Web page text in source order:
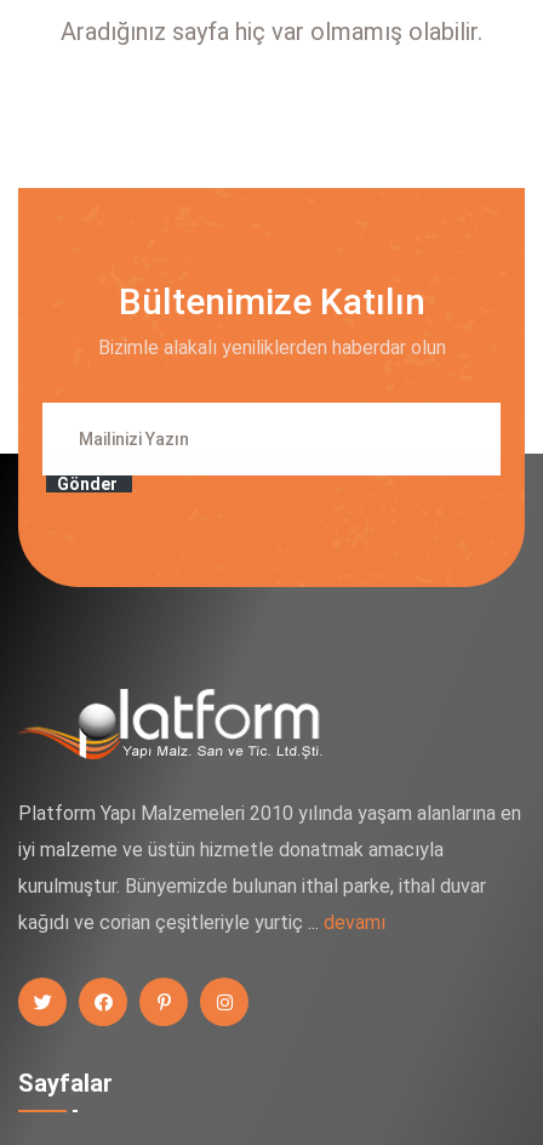
Aradığınız sayfa hiç var olmamış olabilir.
Bültenimize Katılın
Bizimle alakalı yeniliklerden haberdar olun
Gönder
Platform Yapı Malzemeleri 2010 yılında yaşam alanlarına en
iyi malzeme ve üstün hizmetle donatmak amacıyla
kurulmuştur. Bünyemizde bulunan ithal parke, ithal duvar
kağıdı ve corian çeşitleriyle yurtiç ... devamı
Sayfalar